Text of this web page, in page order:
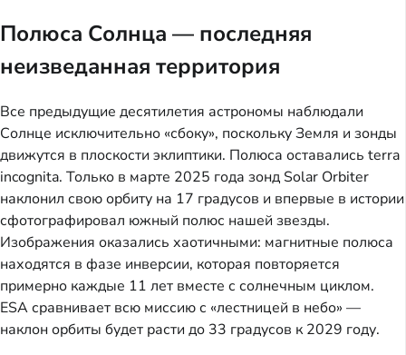
Полюса Солнца — последняя
неизведанная территория
Все предыдущие десятилетия астрономы наблюдали
Солнце исключительно «сбоку», поскольку Земля и зонды
движутся в плоскости эклиптики. Полюса оставались terra
incognita. Только в марте 2025 года зонд Solar Orbiter
наклонил свою орбиту на 17 градусов и впервые в истории
сфотографировал южный полюс нашей звезды.
Изображения оказались хаотичными: магнитные полюса
находятся в фазе инверсии, которая повторяется
примерно каждые 11 лет вместе с солнечным циклом.
ESA сравнивает всю миссию с «лестницей в небо» —
наклон орбиты будет расти до 33 градусов к 2029 году.